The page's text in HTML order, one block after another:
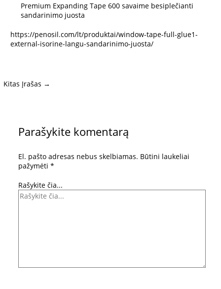
Premium Expanding Tape 600 savaime besiplečianti
sandarinimo juosta
https://penosil.com/lt/produktai/window-tape-full-glue1-
external-isorine-langu-sandarinimo-juosta/
Kitas Įrašas →
Parašykite komentarą
El. pašto adresas nebus skelbiamas. Būtini laukeliai
pažymėti *
Rašykite čia...